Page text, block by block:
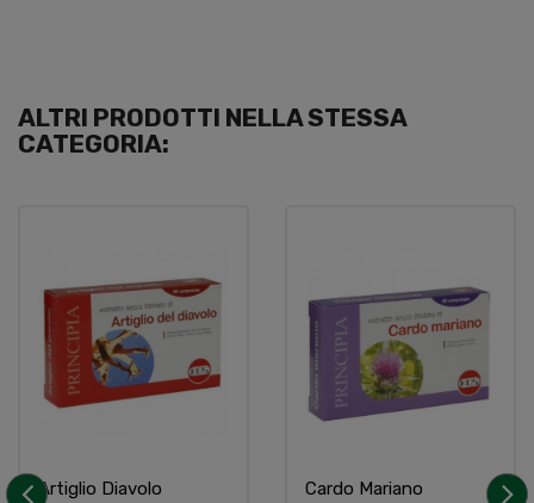
ALTRI PRODOTTI NELLA STESSA
CATEGORIA:
Artiglio Diavolo
Cardo Mariano